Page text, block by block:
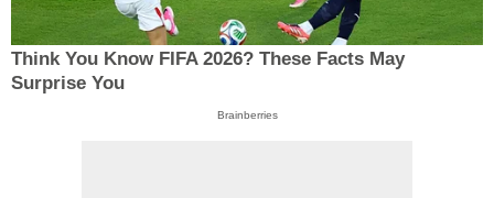
Think You Know FIFA 2026? These Facts May
Surprise You
Brainberries